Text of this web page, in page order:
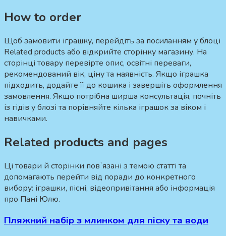
How to order
Щоб замовити іграшку, перейдіть за посиланням у блоці
Related products або відкрийте сторінку магазину. На
сторінці товару перевірте опис, освітні переваги,
рекомендований вік, ціну та наявність. Якщо іграшка
підходить, додайте її до кошика і завершіть оформлення
замовлення. Якщо потрібна ширша консультація, почніть
із гідів у блозі та порівняйте кілька іграшок за віком і
навичками.
Related products and pages
Ці товари й сторінки повʼязані з темою статті та
допомагають перейти від поради до конкретного
вибору: іграшки, пісні, відеопривітання або інформація
про Пані Юлю.
Пляжний набір з млинком для піску та води